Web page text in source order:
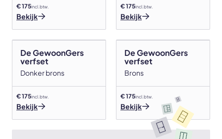
€ 175incl. btw.
Bekijk
€ 175incl. btw.
Bekijk
De GewoonGers
verfset
Donker brons
€ 175incl. btw.
Bekijk
De GewoonGers
verfset
Brons
€ 175incl. btw.
Bekijk